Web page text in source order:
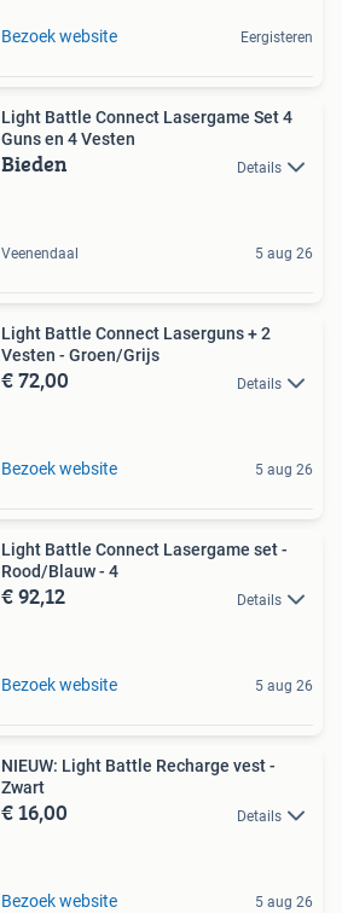
Bezoek website Eergisteren
Light Battle Connect Lasergame Set 4
Guns en 4 Vesten
Bieden Details
Veenendaal 5 aug 26
Light Battle Connect Laserguns + 2
Vesten - Groen/Grijs
€ 72,00 Details
Bezoek website 5 aug 26
Light Battle Connect Lasergame set -
Rood/Blauw - 4
€ 92,12 Details
Bezoek website 5 aug 26
NIEUW: Light Battle Recharge vest -
Zwart
€ 16,00 Details
Bezoek website 5 aug 26